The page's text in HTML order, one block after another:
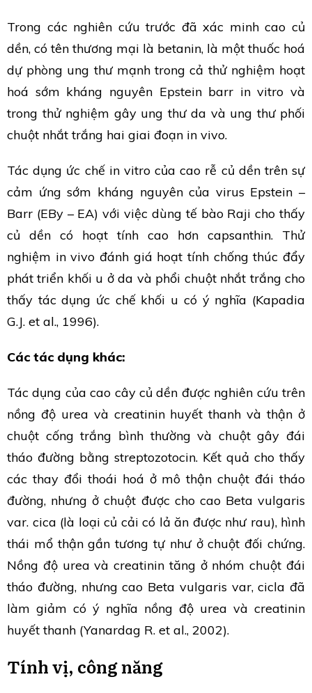
Trong các nghiên cứu trước đã xác minh cao củ
dền, có tên thương mại là betanin, là một thuốc hoá
dự phòng ung thư mạnh trong cả thử nghiệm hoạt
hoá sớm kháng nguyên Epstein barr in vitro và
trong thử nghiệm gây ung thư da và ung thư phối
chuột nhắt trắng hai giai đoạn in vivo.
Tác dụng ức chế in vitro của cao rễ củ dền trên sự
cảm ứng sớm kháng nguyên của virus Epstein –
Barr (EBy – EA) với việc dùng tế bào Raji cho thấy
củ dền có hoạt tính cao hơn capsanthin. Thử
nghiệm in vivo đánh giá hoạt tính chống thúc đẩy
phát triển khối u ở da và phổi chuột nhắt trắng cho
thấy tác dụng ức chế khối u có ý nghĩa (Kapadia
G.J. et al., 1996).
Các tác dụng khác:
Tác dụng của cao cây củ dền được nghiên cứu trên
nồng độ urea và creatinin huyết thanh và thận ở
chuột cống trắng bình thường và chuột gây đái
tháo đường bằng streptozotocin. Kết quả cho thấy
các thay đổi thoái hoá ở mô thận chuột đái tháo
đường, nhưng ở chuột được cho cao Beta vulgaris
var. cica (là loại củ cải có lả ăn được như rau), hình
thái mổ thận gần tương tự như ở chuột đối chứng.
Nồng độ urea và creatinin tăng ở nhóm chuột đái
tháo đường, nhưng cao Beta vulgaris var, cicla đã
làm giảm có ý nghĩa nồng độ urea và creatinin
huyết thanh (Yanardag R. et al., 2002).
Tính vị, công năng